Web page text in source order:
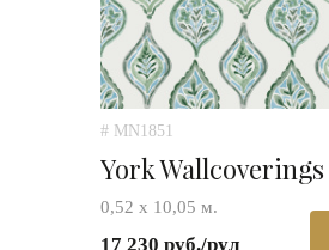
# MN1851
York Wallcoverings
0,52 х 10,05 м.
17 230 руб./рул